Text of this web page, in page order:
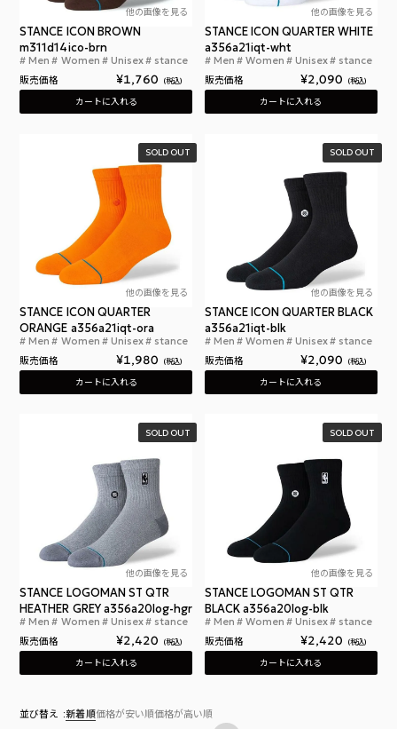
他の画像を見る
スタンスソックスアイコン
STANCE ICON BROWN
m311d14ico-brn
Men Women Unisex stance
販売価格 ¥1,760 税込
カートに入れる
他の画像を見る
STANCE ICON QUARTER WHITE
a356a21iqt-wht
Men Women Unisex stance
販売価格 ¥2,090 税込
カートに入れる
他の画像を見る
スタンスソックス アイコン クォーター 靴下 メン
STANCE ICON QUARTER
ORANGE a356a21iqt-ora
Men Women Unisex stance
販売価格 ¥1,980 税込
SOLD OUT
カートに入れる
他の画像を見る
STANCE ICON QUARTER BLACK
a356a21iqt-blk
Men Women Unisex stance
販売価格 ¥2,090 税込
SOLD OUT
カートに入れる
他の画像を見る
スタンスソックス NBA 靴下 グレー クォーター ソ
STANCE LOGOMAN ST QTR
HEATHER GREY a356a20log-hgr
Men Women Unisex stance
販売価格 ¥2,420 税込
SOLD OUT
カートに入れる
他の画像を見る
STANCE LOGOMAN ST QTR
BLACK a356a20log-blk
Men Women Unisex stance
販売価格 ¥2,420 税込
SOLD OUT
カートに入れる
並び替え 新着順価格が安い順価格が高い順